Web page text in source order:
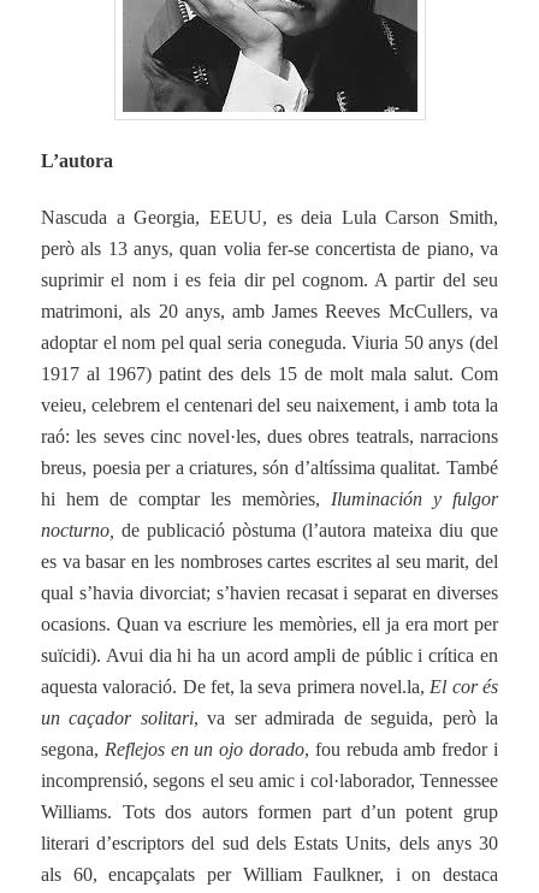
L’autora
Nascuda a Georgia, EEUU, es deia Lula Carson Smith,
però als 13 anys, quan volia fer-se concertista de piano, va
suprimir el nom i es feia dir pel cognom. A partir del seu
matrimoni, als 20 anys, amb James Reeves McCullers, va
adoptar el nom pel qual seria coneguda. Viuria 50 anys (del
1917 al 1967) patint des dels 15 de molt mala salut. Com
veieu, celebrem el centenari del seu naixement, i amb tota la
raó: les seves cinc novel·les, dues obres teatrals, narracions
breus, poesia per a criatures, són d’altíssima qualitat. També
hi hem de comptar les memòries, Iluminación y fulgor
nocturno, de publicació pòstuma (l’autora mateixa diu que
es va basar en les nombroses cartes escrites al seu marit, del
qual s’havia divorciat; s’havien recasat i separat en diverses
ocasions. Quan va escriure les memòries, ell ja era mort per
suïcidi). Avui dia hi ha un acord ampli de públic i crítica en
aquesta valoració. De fet, la seva primera novel.la, El cor és
un caçador solitari, va ser admirada de seguida, però la
segona, Reflejos en un ojo dorado, fou rebuda amb fredor i
incomprensió, segons el seu amic i col·laborador, Tennessee
Williams. Tots dos autors formen part d’un potent grup
literari d’escriptors del sud dels Estats Units, dels anys 30
als 60, encapçalats per William Faulkner, i on destaca